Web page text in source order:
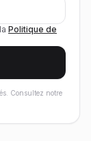
Politique de
Consultez notre